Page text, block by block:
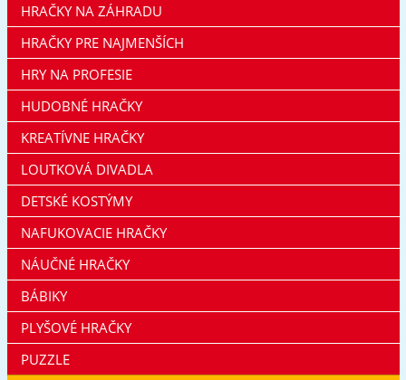
HRAČKY NA ZÁHRADU
HRAČKY PRE NAJMENŠÍCH
HRY NA PROFESIE
HUDOBNÉ HRAČKY
KREATÍVNE HRAČKY
LOUTKOVÁ DIVADLA
DETSKÉ KOSTÝMY
NAFUKOVACIE HRAČKY
NÁUČNÉ HRAČKY
BÁBIKY
PLYŠOVÉ HRAČKY
PUZZLE